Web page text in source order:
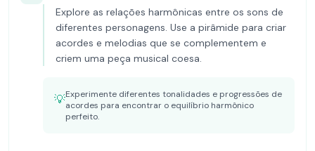
Explore as relações harmônicas entre os sons de
diferentes personagens. Use a pirâmide para criar
acordes e melodias que se complementem e
criem uma peça musical coesa.
💡Experimente diferentes tonalidades e progressões de
acordes para encontrar o equilíbrio harmônico
perfeito.